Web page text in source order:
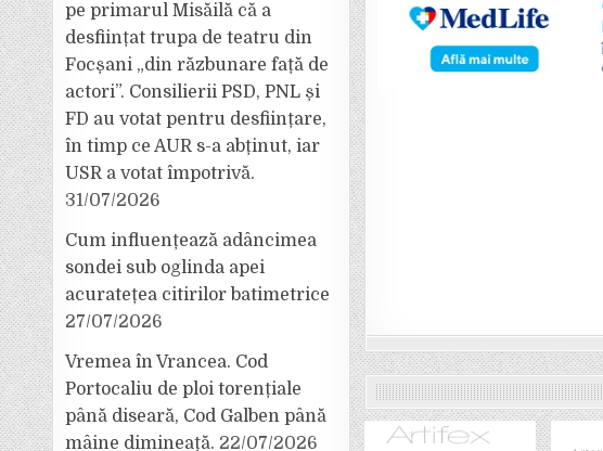
pe primarul Misăilă că a
desființat trupa de teatru din
Focșani „din răzbunare față de
actori”. Consilierii PSD, PNL și
FD au votat pentru desființare,
în timp ce AUR s-a abținut, iar
USR a votat împotrivă.
31/07/2026
Cum influențează adâncimea
sondei sub oglinda apei
acuratețea citirilor batimetrice
27/07/2026
Vremea în Vrancea. Cod
Portocaliu de ploi torențiale
până diseară, Cod Galben până
mâine dimineață. 22/07/2026